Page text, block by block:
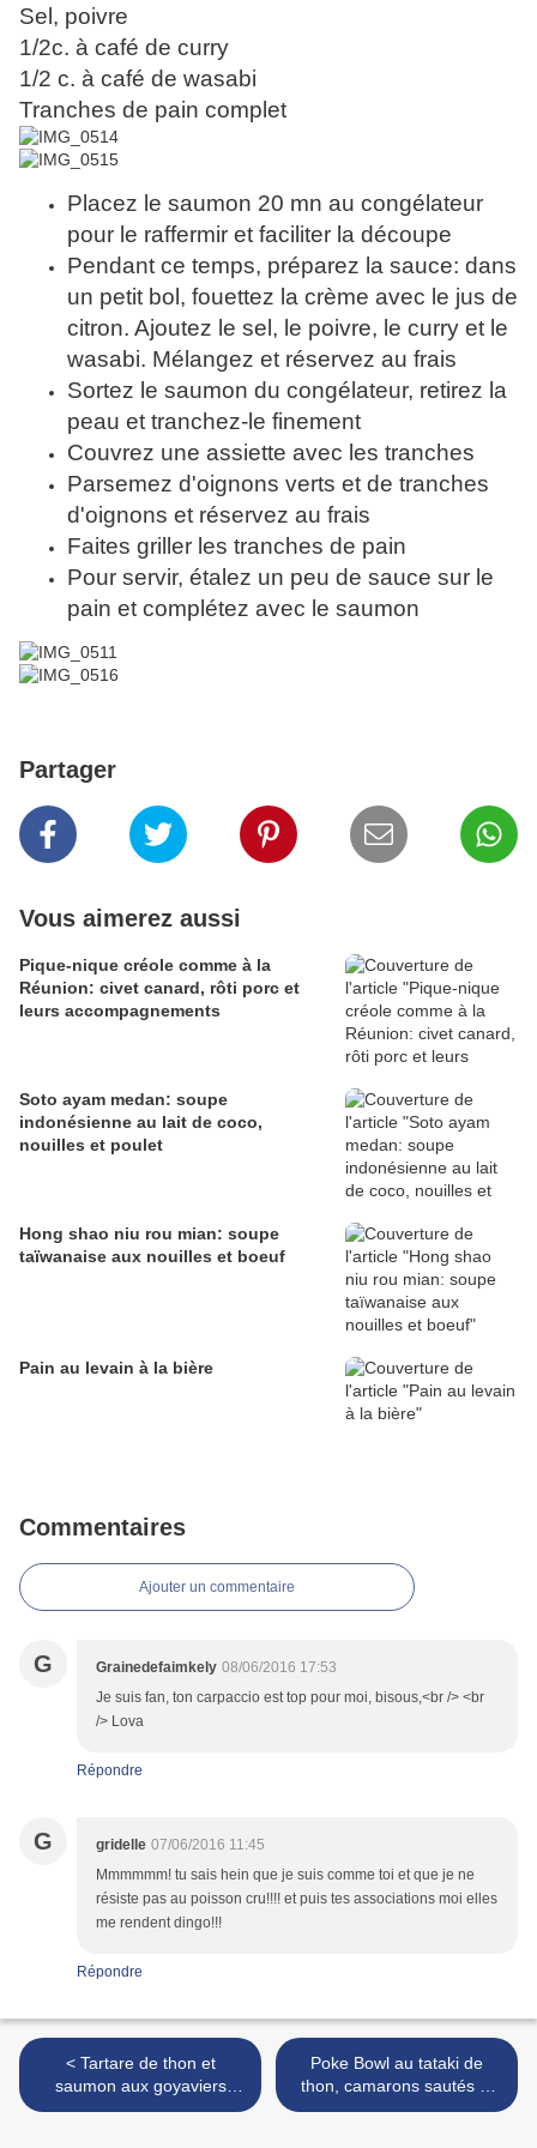
Sel, poivre
1/2c. à café de curry
1/2 c. à café de wasabi
Tranches de pain complet
Placez le saumon 20 mn au congélateur
pour le raffermir et faciliter la découpe
Pendant ce temps, préparez la sauce: dans
un petit bol, fouettez la crème avec le jus de
citron. Ajoutez le sel, le poivre, le curry et le
wasabi. Mélangez et réservez au frais
Sortez le saumon du congélateur, retirez la
peau et tranchez-le finement
Couvrez une assiette avec les tranches
Parsemez d'oignons verts et de tranches
d'oignons et réservez au frais
Faites griller les tranches de pain
Pour servir, étalez un peu de sauce sur le
pain et complétez avec le saumon
Partager
Vous aimerez aussi
Pique-nique créole comme à la
Réunion: civet canard, rôti porc et
leurs accompagnements
Soto ayam medan: soupe
indonésienne au lait de coco,
nouilles et poulet
Hong shao niu rou mian: soupe
taïwanaise aux nouilles et boeuf
Pain au levain à la bière
Commentaires
Ajouter un commentaire
G Grainedefaimkely 08/06/2016 17:53
Je suis fan, ton carpaccio est top pour moi, bisous,<br /> <br
/> Lova
Répondre
G gridelle 07/06/2016 11:45
Mmmmmm! tu sais hein que je suis comme toi et que je ne
résiste pas au poisson cru!!!! et puis tes associations moi elles
me rendent dingo!!!
Répondre
< Tartare de thon et
saumon aux goyaviers
jaunes, gingembre,
Poke Bowl au tataki de
thon, camarons sautés et
tartare de saumon >